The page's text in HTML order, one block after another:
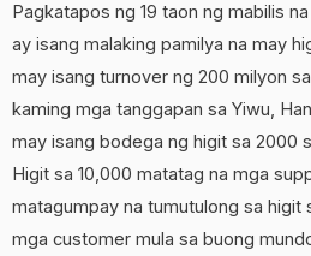
Pagkatapos ng 19 taon ng mabilis
ay isang malaking pamilya na may
may isang turnover ng 200 milyon
kaming mga tanggapan sa Yiwu,
may isang bodega ng higit sa 2000
Higit sa 10,000 matatag na mga
matagumpay na tumutulong sa higit
mga customer mula sa buong